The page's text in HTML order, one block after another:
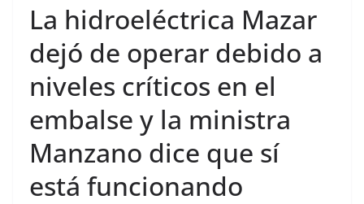
La hidroeléctrica Mazar
dejó de operar debido a
niveles críticos en el
embalse y la ministra
Manzano dice que sí
está funcionando